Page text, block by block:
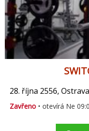
28. října 2556,
Zavřeno • otevírá Ne